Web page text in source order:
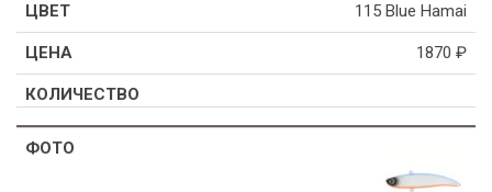
115 Blue Hamai
1870 ₽